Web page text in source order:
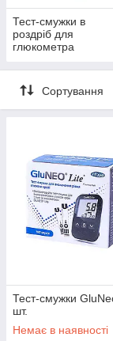
Тест-смужки в
роздріб для
глюкометра
Сортування
Тест-смужки
шт.
Немає в наявності